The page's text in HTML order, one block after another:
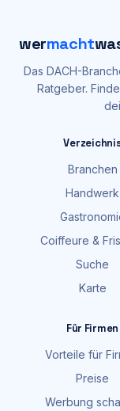
wermacht
Das DACH-
Ratgeber.
Branchen
Handwerk
Coiffeure &
Suche
Karte
Für Firmen
Vorteile für
Preise
Werbung